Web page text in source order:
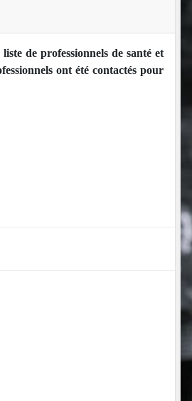
de professionnels de santé et
ont été contactés pour